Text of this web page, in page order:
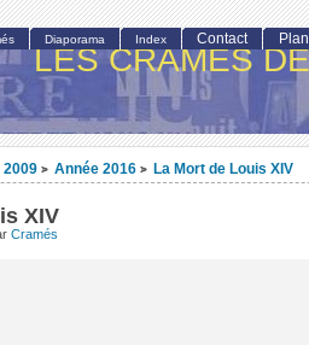
LES CRAMÉS
2009 > Année 2016 > La Mort de Louis XIV
XIV
Cramés
Diaporama Index Contact